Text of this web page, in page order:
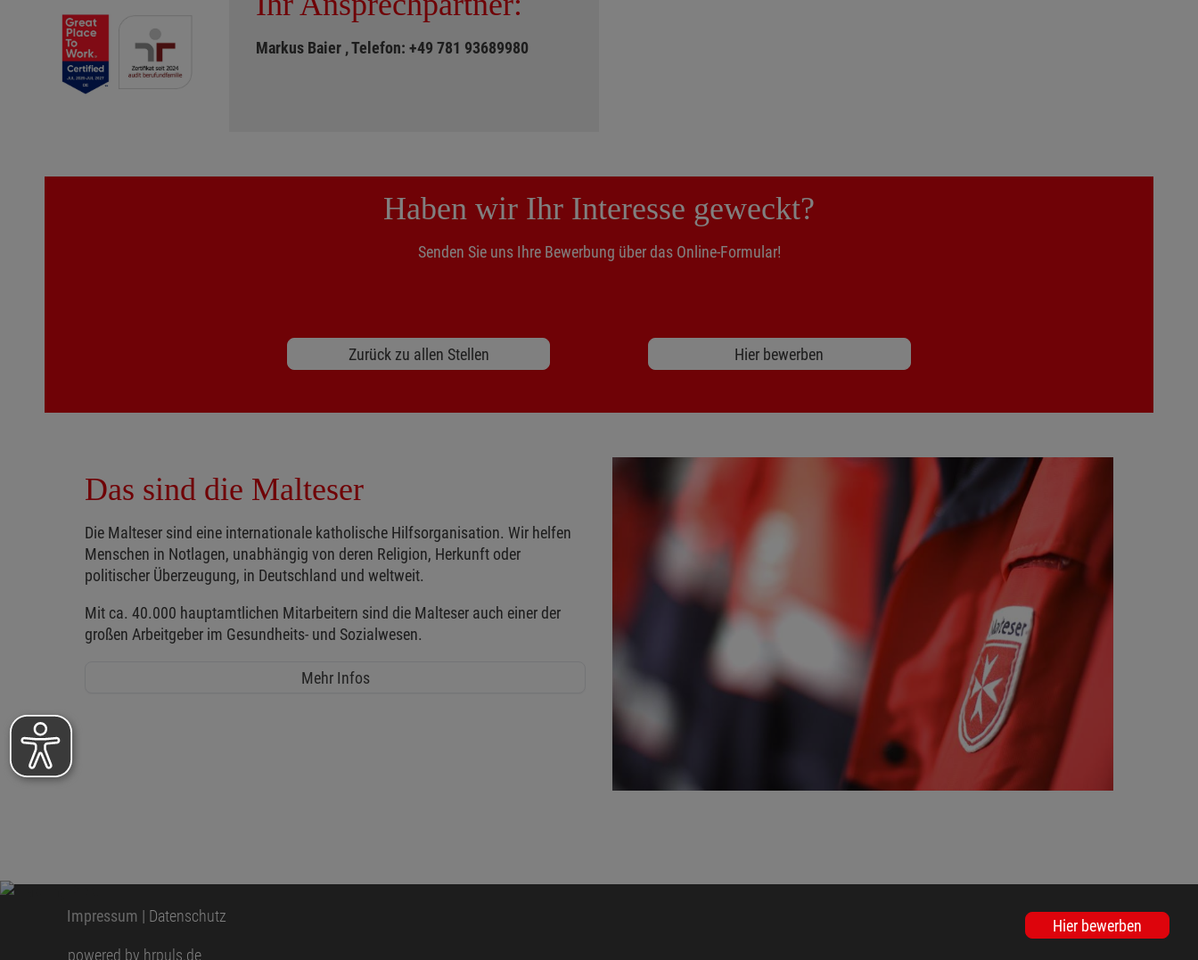
Markus Baier , Telefon: +49 781 93689980
Haben wir Ihr Interesse geweckt?
Senden Sie uns Ihre Bewerbung über das Online-Formular!
Zurück zu allen Stellen Hier bewerben
Hier bewerben
Das sind die Malteser
Die Malteser sind eine internationale katholische Hilfsorganisation. Wir helfen
Menschen in Notlagen, unabhängig von deren Religion, Herkunft oder
politischer Überzeugung, in Deutschland und weltweit.
Mit ca. 40.000 hauptamtlichen Mitarbeitern sind die Malteser auch einer der
großen Arbeitgeber im Gesundheits- und Sozialwesen.
Mehr Infos
Impressum | Datenschutz
powered by hrpuls.de